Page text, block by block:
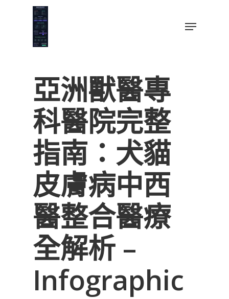
Menu
亞洲獸醫專
科醫院完整
指南：犬貓
皮膚病中西
醫整合醫療
全解析 –
Infographic